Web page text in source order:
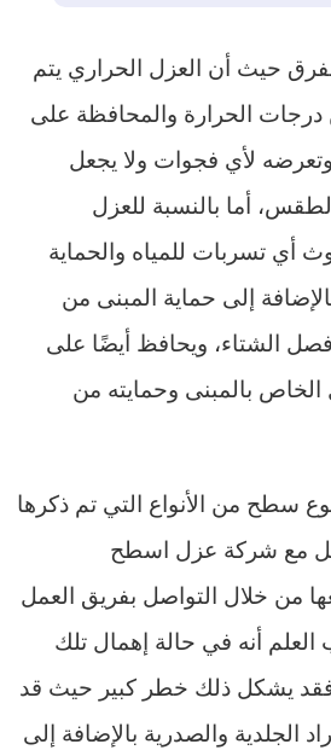
حيث أن العزل الحراري يتم
درجات الحرارة والمحافظة على
لأي فجوات ولا يجعل
أما بالنسبة للعزل
أي تسربات للمياه والحماية
إلى حماية المبنى من
الشتاء، ويحافظ أيضًا على
الخاص بالمبنى وحمايته من
سطح من الأنواع التي تم ذكرها
مع شركة عزل اسطح
من خلال التواصل بفريق العمل
أنه في حالة إهمال تلك
يشكل ذلك خطر كبير حيث قد
الجلدية والصدرية بالإضافة إلى